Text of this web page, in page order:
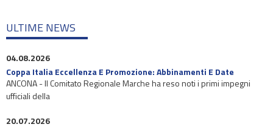
ULTIME NEWS
04.08.2026
Coppa Italia Eccellenza E Promozione: Abbinamenti E Date
ANCONA - Il Comitato Regionale Marche ha reso noti i primi impegni
ufficiali della
20.07.2026